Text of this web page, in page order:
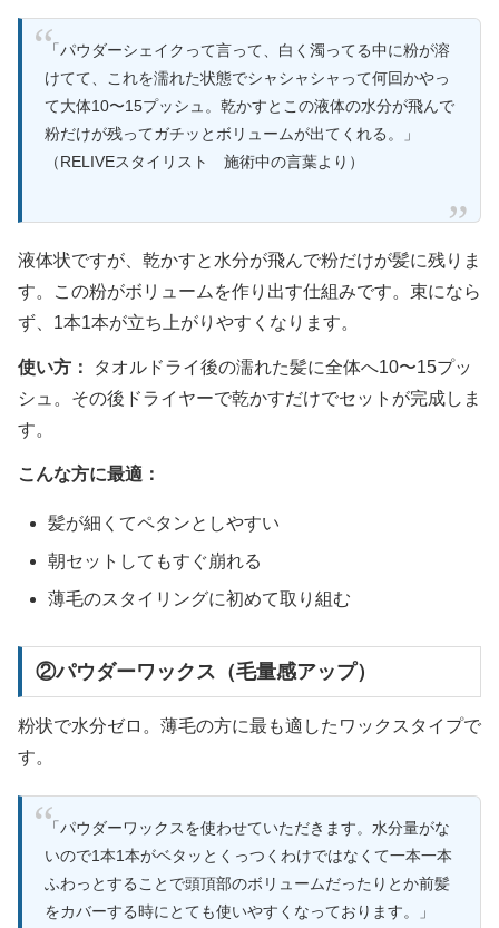
「パウダーシェイクって言って、白く濁ってる中に粉が溶
けてて、これを濡れた状態でシャシャシャって何回かやっ
て大体10〜15プッシュ。乾かすとこの液体の水分が飛んで
粉だけが残ってガチッとボリュームが出てくれる。」
（RELIVEスタイリスト 施術中の言葉より）
液体状ですが、乾かすと水分が飛んで粉だけが髪に残りま
す。この粉がボリュームを作り出す仕組みです。束になら
ず、1本1本が立ち上がりやすくなります。
使い方：
タオルドライ後の濡れた髪に全体へ10〜15プッ
シュ。その後ドライヤーで乾かすだけでセットが完成しま
す。
こんな方に最適：
髪が細くてペタンとしやすい
朝セットしてもすぐ崩れる
薄毛のスタイリングに初めて取り組む
②パウダーワックス（毛量感アップ）
粉状で水分ゼロ。薄毛の方に最も適したワックスタイプで
す。
「パウダーワックスを使わせていただきます。水分量がな
いので1本1本がベタッとくっつくわけではなくて一本一本
ふわっとすることで頭頂部のボリュームだったりとか前髪
をカバーする時にとても使いやすくなっております。」